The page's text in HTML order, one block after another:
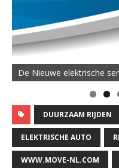
De Nieuwe elektrische
DUURZAAM RIJDEN
ELEKTRISCHE AUTO
WWW.MOVE-NL.COM